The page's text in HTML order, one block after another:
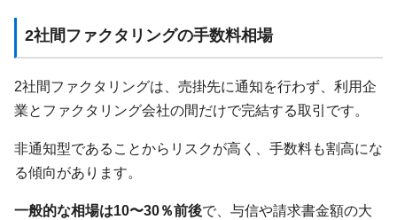
2社間ファクタリングの手数料相場
2社間ファクタリングは、売掛先に通知を行わず、利用企
業とファクタリング会社の間だけで完結する取引です。
非通知型であることからリスクが高く、手数料も割高にな
る傾向があります。
一般的な相場は10〜30％前後で、与信や請求書金額の大